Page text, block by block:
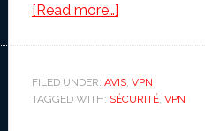
[Read more…]about
NordVPN
2020:
FILED UNDER: AVIS, VPN
TAGGED WITH: SÉCURITÉ, VPN